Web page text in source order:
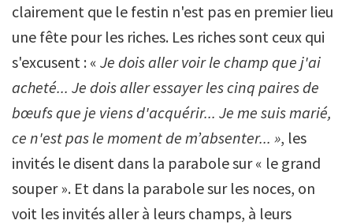
clairement que le festin n'est pas en premier lieu
une fête pour les riches. Les riches sont ceux qui
s'excusent : « Je dois aller voir le champ que j'ai
acheté... Je dois aller essayer les cinq paires de
bœufs que je viens d'acquérir... Je me suis marié,
ce n'est pas le moment de m’absenter... », les
invités le disent dans la parabole sur « le grand
souper ». Et dans la parabole sur les noces, on
voit les invités aller à leurs champs, à leurs